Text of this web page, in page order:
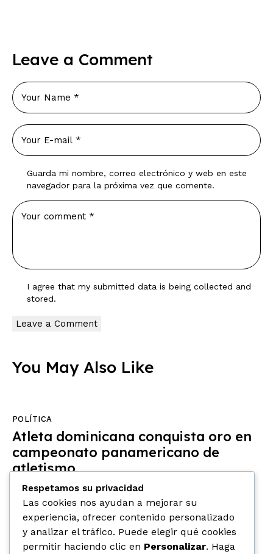
Leave a Comment
Guarda mi nombre, correo electrónico y web en este
navegador para la próxima vez que comente.
I agree that my submitted data is being collected and
stored.
You May Also Like
POLÍTICA
Atleta dominicana conquista oro en
campeonato panamericano de
atletismo
octubre 28, 2025 0 Comments
POLÍTICA
Respetamos su privacidad
Las cookies nos ayudan a mejorar su
experiencia, ofrecer contenido personalizado
y analizar el tráfico. Puede elegir qué cookies
permitir haciendo clic en Personalizar. Haga